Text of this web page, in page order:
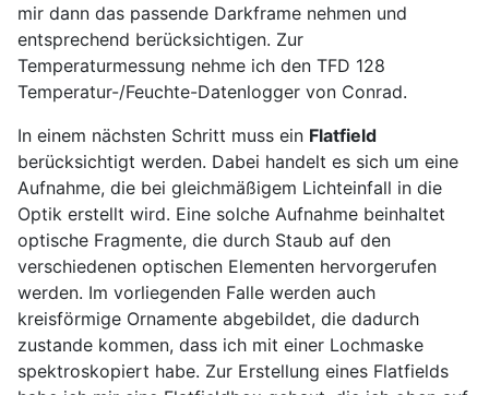
mir dann das passende Darkframe nehmen und
entsprechend berücksichtigen. Zur
Temperaturmessung nehme ich den TFD 128
Temperatur-/Feuchte-Datenlogger von Conrad.
In einem nächsten Schritt muss ein Flatfield
berücksichtigt werden. Dabei handelt es sich um eine
Aufnahme, die bei gleichmäßigem Lichteinfall in die
Optik erstellt wird. Eine solche Aufnahme beinhaltet
optische Fragmente, die durch Staub auf den
verschiedenen optischen Elementen hervorgerufen
werden. Im vorliegenden Falle werden auch
kreisförmige Ornamente abgebildet, die dadurch
zustande kommen, dass ich mit einer Lochmaske
spektroskopiert habe. Zur Erstellung eines Flatfields